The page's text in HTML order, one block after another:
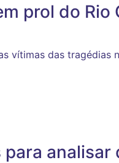
prol do Rio
vítimas das tragédias
analisar